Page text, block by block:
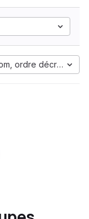
ordre décroissant